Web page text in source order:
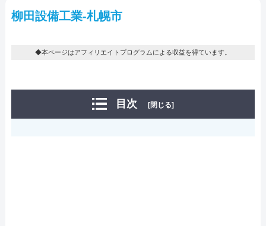
柳田設備工業-札幌市
◆本ページはアフィリエイトプログラムによる収益を得ています。
目次 [閉じる]